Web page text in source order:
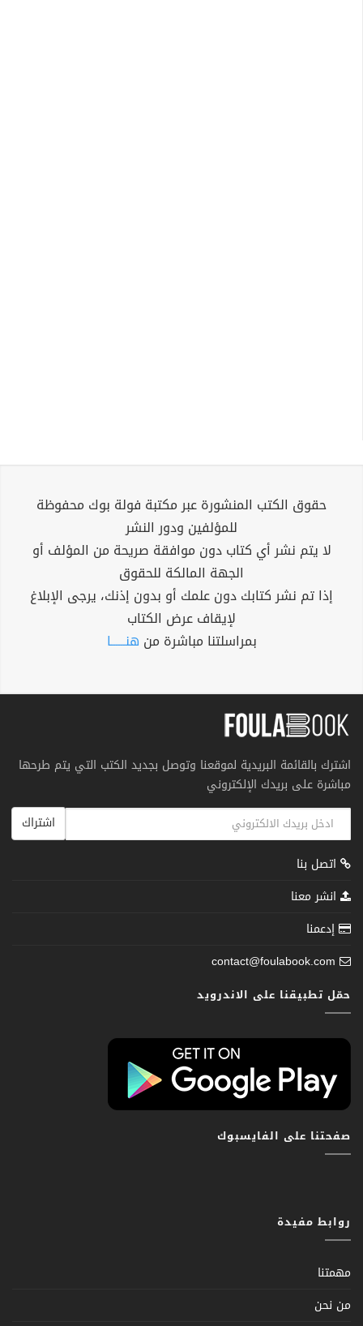
حقوق الكتب المنشورة عبر مكتبة فولة بوك محفوظة
للمؤلفين ودور النشر
لا يتم نشر أي كتاب دون موافقة صريحة من المؤلف أو
الجهة المالكة للحقوق
إذا تم نشر كتابك دون علمك أو بدون إذنك، يرجى الإبلاغ
لإيقاف عرض الكتاب
بمراسلتنا مباشرة من هنــــــا
اشترك بالقائمة البريدية لموقعنا وتوصل بجديد الكتب التي يتم طرحها
مباشرة على بريدك الإلكتروني
اشتراك
اتصل بنا
انشر معنا
إدعمنا
contact@foulabook.com
حمّل تطبيقنا على الاندرويد
صفحتنا على الفايسبوك
روابط مفيدة
مهمتنا
من نحن